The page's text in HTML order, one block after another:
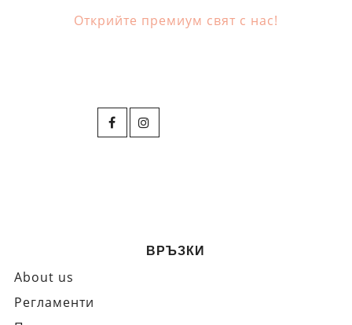
Открийте премиум свят с нас!
ВРЪЗКИ
About us
Регламенти